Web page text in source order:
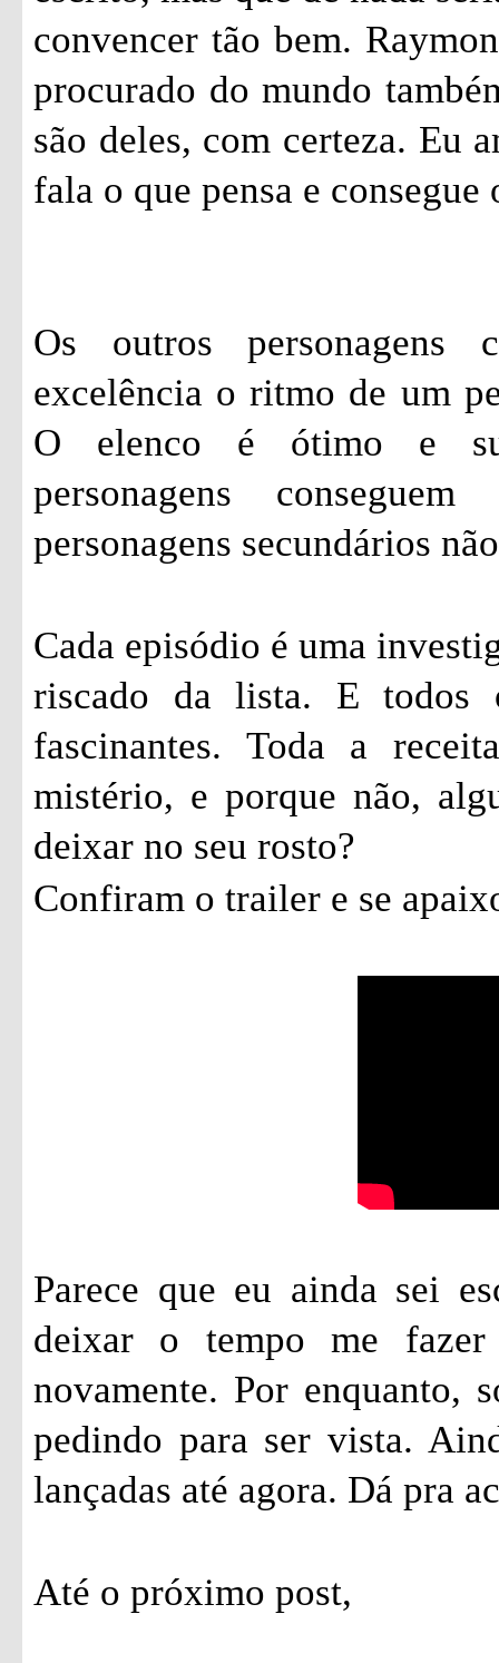
convencer tão bem.
procurado do mundo
são deles, com certeza. Eu
fala o que pensa e consegue
Os outros personagens
excelência o ritmo de um
O elenco é ótimo e
personagens
personagens secundários
Cada episódio é uma
riscado da lista. E todos
fascinantes. Toda a
mistério, e porque não,
deixar no seu rosto?
Confiram o trailer e se
Parece que eu ainda sei
deixar o tempo me fazer
novamente. Por enquanto,
pedindo para ser vista.
lançadas até agora. Dá pra
Até o próximo post,